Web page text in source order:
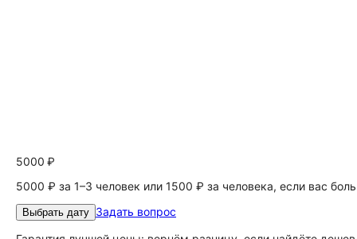
5000 ₽
5000 ₽ за 1–3 человек или 1500 ₽ за человека, если вас
Выбрать дату Задать вопрос